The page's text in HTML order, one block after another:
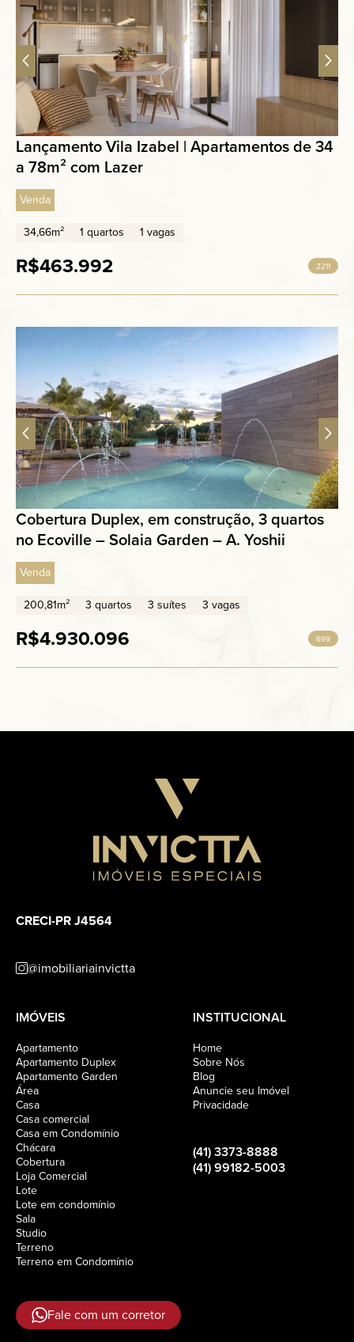
Lançamento Vila Izabel | Apartamentos de 34
a 78m² com Lazer
Venda
34,66m²
1 quartos 1 vagas
R$463.992 2211
Cobertura Duplex, em construção, 3 quartos
no Ecoville – Solaia Garden – A. Yoshii
Venda
200,81m²
3 quartos 3 suítes 3 vagas
R$4.930.096 699
CRECI-PR J4564
@imobiliariainvictta
IMÓVEIS
Apartamento
Apartamento Duplex
Apartamento Garden
Área
Casa
Casa comercial
Casa em Condomínio
Chácara
Cobertura
Loja Comercial
Lote
Lote em condomínio
Sala
Studio
Terreno
Terreno em Condomínio
INSTITUCIONAL
Home
Sobre Nós
Blog
Anuncie seu Imóvel
Privacidade
(41) 3373-8888
(41) 99182-5003
Fale com um corretor